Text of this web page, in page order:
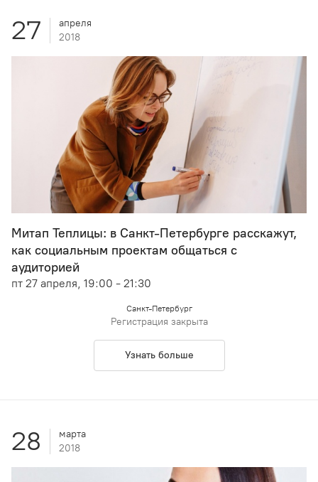
27
апреля
2018
Митап Теплицы: в Санкт-Петербурге расскажут,
как социальным проектам общаться с
аудиторией
пт 27 апреля, 19:00 - 21:30
Санкт-Петербург
Регистрация закрыта
Узнать больше
28
марта
2018